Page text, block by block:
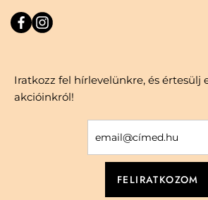
Iratkozz fel hírlevelünkre, és értesülj
akcióinkról!